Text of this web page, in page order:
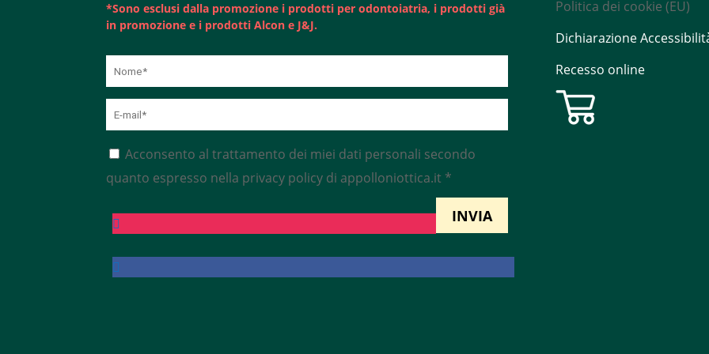
*Sono esclusi dalla promozione i prodotti per odontoiatria, i prodotti già
in promozione e i prodotti Alcon e J&J.
Acconsento al trattamento dei miei dati personali secondo
quanto espresso nella privacy policy di appolloniottica.it *
Politica dei cookie (EU)
Dichiarazione
Recesso online